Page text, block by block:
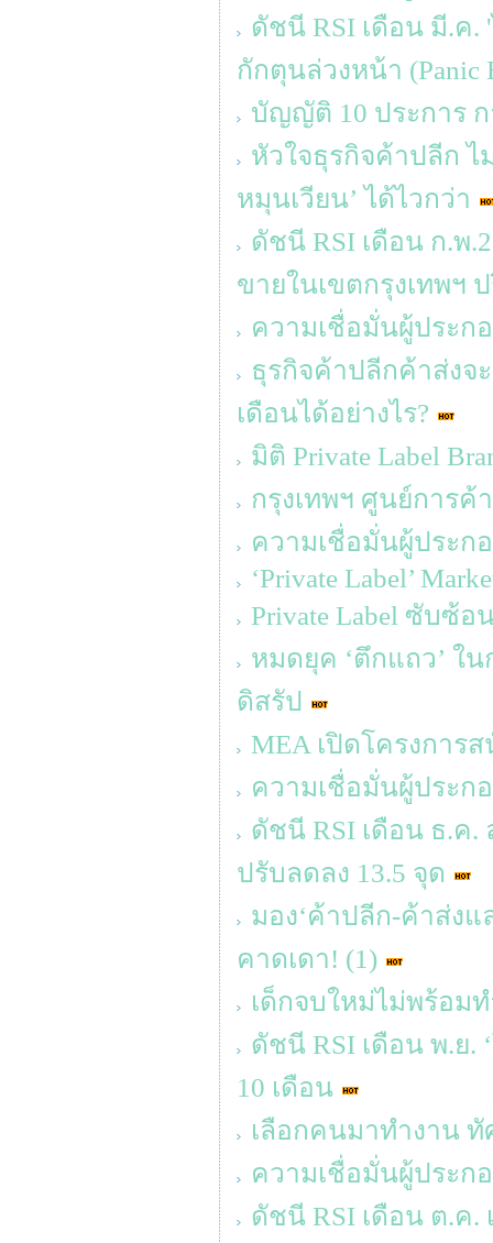
ดัชนี RSI เดือน มี.ค.
กักตุนล่วงหน้า (Panic
บัญญัติ 10 ประการ ก
หัวใจธุรกิจค้าปลีก ไ
หมุนเวียน’ ได้ไวกว่า
ดัชนี RSI เดือน ก.พ
ขายในเขตกรุงเทพฯ
ความเชื่อมั่นผู้ประก
ธุรกิจค้าปลีกค้าส่งจ
เดือนได้อย่างไร?
มิติ Private Label
กรุงเทพฯ ศูนย์การค้
ความเชื่อมั่นผู้ประก
‘Private Label’
Private Label ซับซ้
หมดยุค ‘ตึกแถว’ ใ
ดิสรัป
MEA เปิดโครงการส
ความเชื่อมั่นผู้ประก
ดัชนี RSI เดือน ธ.ค.
ปรับลดลง 13.5 จุด
มอง‘ค้าปลีก-ค้าส่งแ
คาดเดา! (1)
เด็กจบใหม่ไม่พร้อม
ดัชนี RSI เดือน พ.ย.
10 เดือน
เลือกคนมาทำงาน
ความเชื่อมั่นผู้ประก
ดัชนี RSI เดือน ต.ค.